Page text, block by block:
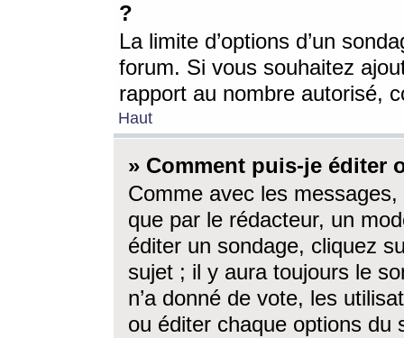
?
La limite d’options d’un
forum. Si vous souhaitez
rapport au nombre autorisé,
Haut
» Comment puis-je éditer
Comme avec les
que par le rédacteur, un
éditer un sondage, cliquez
sujet ; il y aura toujours le
n’a donné de vote, les
ou éditer chaque options du